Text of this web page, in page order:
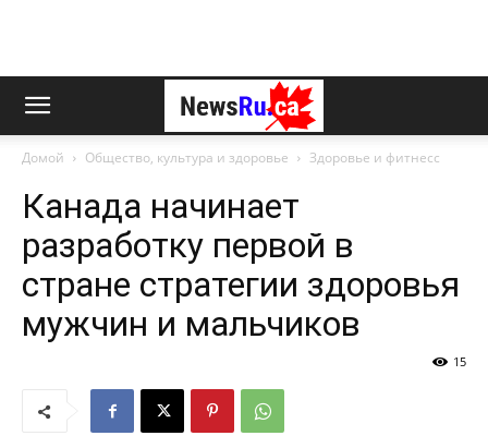
Домой Общество, культура и здоровье Здоровье и фитнесс
Канада начинает
разработку первой в
стране стратегии здоровья
мужчин и мальчиков
15